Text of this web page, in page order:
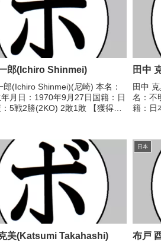
郎(Ichiro Shinmei)
郎(Ichiro Shinmei)(尼崎) 本名：
月日：1970年9月27日国籍：日
5戦2勝(2KO) 2敗1敗 【獲得タ
田中
田中
名：不
籍：日
栄
美(Katsumi Takahashi)
日本
布戸